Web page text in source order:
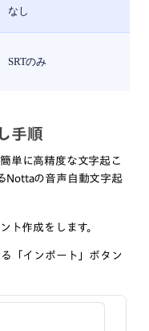
なし
SRTのみ
手順
単に高精度な文字起こ
Nottaの音声自動文字起
ト作成をします。
「インポート」ボタン